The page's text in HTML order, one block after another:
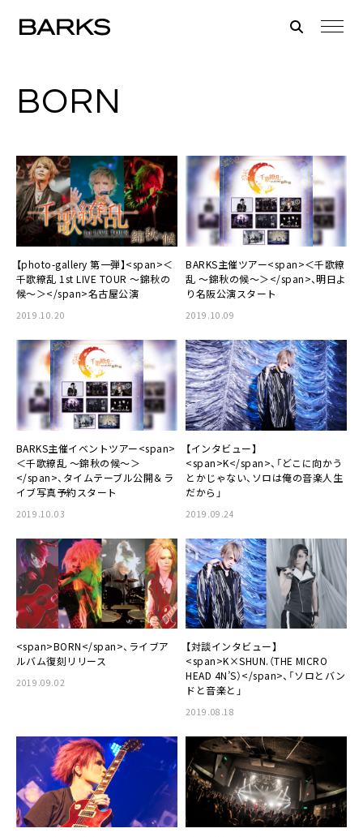
BORN
【photo-gallery 第一弾】<span>＜
千歌繚乱 1st LIVE TOUR 〜錦秋の
候〜＞</span>名古屋公演
2019.10.20
BARKS主催ツアー<span>＜千歌繚
乱 〜錦秋の候〜＞</span>、明日よ
り名阪公演スタート
2019.10.09
BARKS主催イベントツアー<span>
＜千歌繚乱 〜錦秋の候〜＞
</span>、タイムテーブル公開＆ラ
イブ写真予約スタート
2019.10.03
【インタビュー】
<span>K</span>、「どこに向かう
とかじゃない、ソロは俺の音楽人生
だから」
2019.09.24
<span>BORN</span>、ライブア
ルバム復刻リリース
2019.09.02
【対談インタビュー】
<span>K×SHUN.（THE MICRO
HEAD 4N’S）</span>、「ソロとバン
ドと音楽と」
2019.08.18